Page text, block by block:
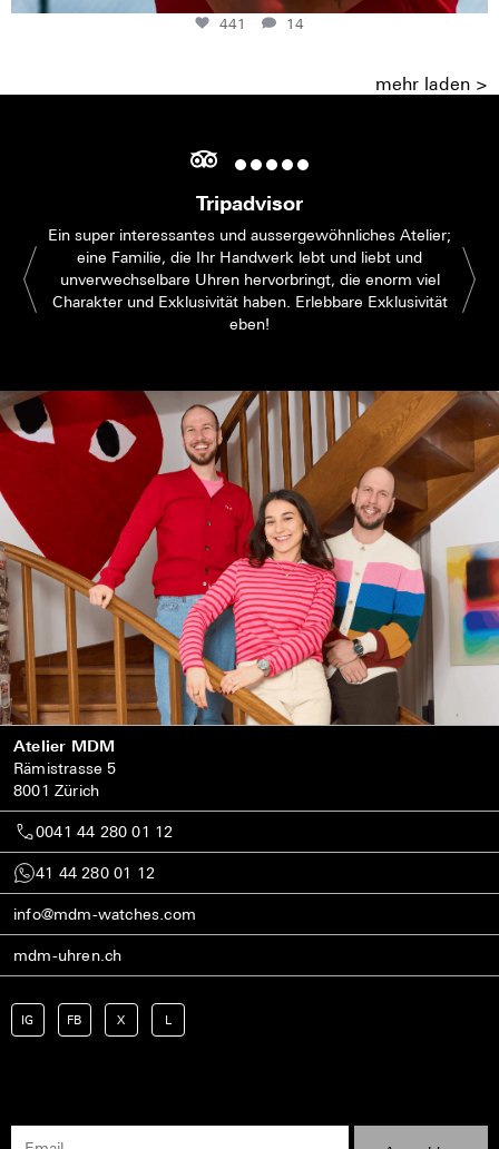
441 14
mehr laden >
Tripadvisor
Ein super interessantes und aussergewöhnliches Atelier;
eine Familie, die Ihr Handwerk lebt und liebt und
unverwechselbare Uhren hervorbringt, die enorm viel
Charakter und Exklusivität haben. Erlebbare Exklusivität
eben!
Atelier MDM
Rämistrasse 5
8001 Zürich
0041 44 280 01 12
41 44 280 01 12
info@mdm-watches.com
mdm-uhren.ch
IG FB X L